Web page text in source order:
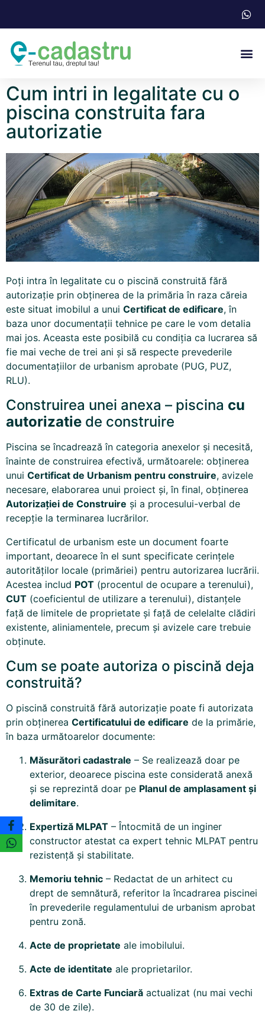
Cum intri in legalitate cu o
piscina construita fara
autorizatie
Poți intra în legalitate cu o piscină construită fără
autorizație prin obținerea de la primăria în raza căreia
este situat imobilul a unui Certificat de edificare, în
baza unor documentații tehnice pe care le vom detalia
mai jos. Aceasta este posibilă cu condiția ca lucrarea să
fie mai veche de trei ani și să respecte prevederile
documentațiilor de urbanism aprobate (PUG, PUZ,
RLU).
Construirea unei anexa – piscina cu
autorizatie de construire
Piscina se încadrează în categoria anexelor și necesită,
înainte de construirea efectivă, următoarele: obținerea
unui Certificat de Urbanism pentru construire, avizele
necesare, elaborarea unui proiect și, în final, obținerea
Autorizației de Construire și a procesului-verbal de
recepție la terminarea lucrărilor.
Certificatul de urbanism este un document foarte
important, deoarece în el sunt specificate cerințele
autorităților locale (primăriei) pentru autorizarea lucrării.
Acestea includ POT (procentul de ocupare a terenului),
CUT (coeficientul de utilizare a terenului), distanțele
față de limitele de proprietate și față de celelalte clădiri
existente, aliniamentele, precum și avizele care trebuie
obținute.
Cum se poate autoriza o piscină deja
construită?
O piscină construită fără autorizație poate fi autorizata
prin obținerea Certificatului de edificare de la primărie,
în baza următoarelor documente:
Măsurători cadastrale – Se realizează doar pe
exterior, deoarece piscina este considerată anexă
și se reprezintă doar pe Planul de amplasament și
delimitare.
Expertiză MLPAT – Întocmită de un inginer
constructor atestat ca expert tehnic MLPAT pentru
rezistență și stabilitate.
Memoriu tehnic – Redactat de un arhitect cu
drept de semnătură, referitor la încadrarea piscinei
în prevederile regulamentului de urbanism aprobat
pentru zonă.
Acte de proprietate ale imobilului.
Acte de identitate ale proprietarilor.
Extras de Carte Funciară actualizat (nu mai vechi
de 30 de zile).